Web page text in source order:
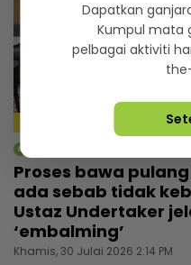
Proses bawa
ada sebab tidak
Ustaz Undertaker
‘embalming’
Khamis, 30 Julai 2026 2:14 PM
Dapatkan
Kumpul mata
pelbagai aktiviti